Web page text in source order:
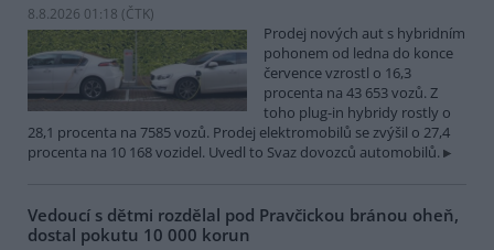
8.8.2026 01:18 (ČTK)
Prodej nových aut s hybridním
pohonem od ledna do konce
července vzrostl o 16,3
procenta na 43 653 vozů. Z
toho plug-in hybridy rostly o
28,1 procenta na 7585 vozů. Prodej elektromobilů se zvýšil o 27,4
procenta na 10 168 vozidel. Uvedl to Svaz dovozců automobilů.
Vedoucí s dětmi rozdělal pod Pravčickou bránou oheň,
dostal pokutu 10 000 korun